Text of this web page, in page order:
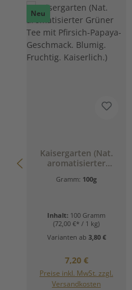
Neu
Kaisergarten (Nat.
aromatisierter
Pfirsich-Papaya-
Gramm: 100g
Inhalt: 100 Gramm
(72,00 €* / 1 kg)
Varianten ab 3,80 €
Regulärer Preis:
7,20 €
Preise inkl. MwSt. zzgl.
Versandkosten